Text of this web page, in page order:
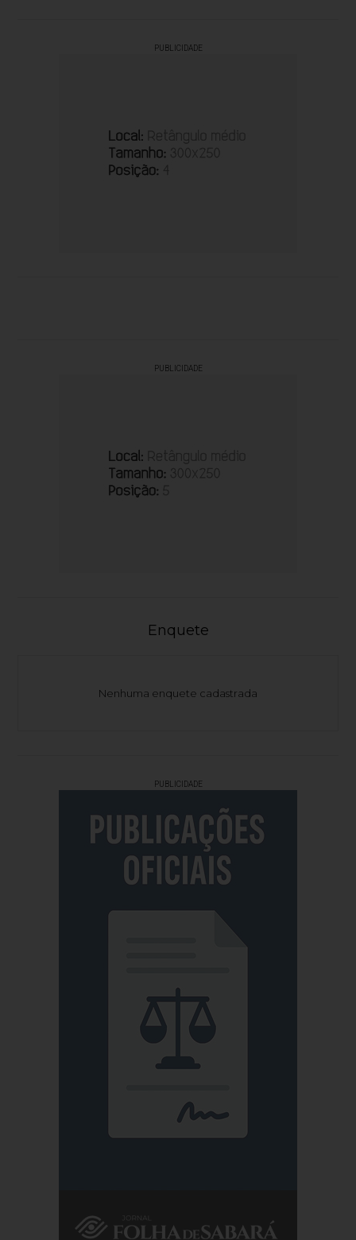
PUBLICIDADE
PUBLICIDADE
Enquete
Nenhuma enquete cadastrada
PUBLICIDADE